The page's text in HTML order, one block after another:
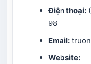
Điện thoại:
98
Email:
Website: